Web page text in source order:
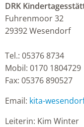
DRK
Fuhrenmoor 32
29392 Wesendorf
Tel.: 05376 8734
Mobil: 0170 1804729
Fax: 05376 890527
Email: kita-
Leiterin: Kim Winter